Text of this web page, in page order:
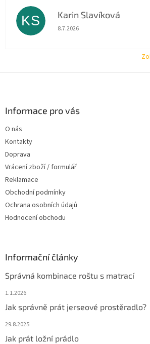
KS Karin Slavíková
Hodnocení obchodu je 5 z 5
8.7.2026
Informace pro vás
O nás
Kontakty
Doprava
Vrácení zboží / formulář
Reklamace
Obchodní podmínky
Ochrana osobních údajů
Hodnocení obchodu
Informační články
Správná kombinace roštu s matrací
1.1.2026
Jak správně prát jerseové prostěradlo?
29.8.2025
Jak prát ložní prádlo